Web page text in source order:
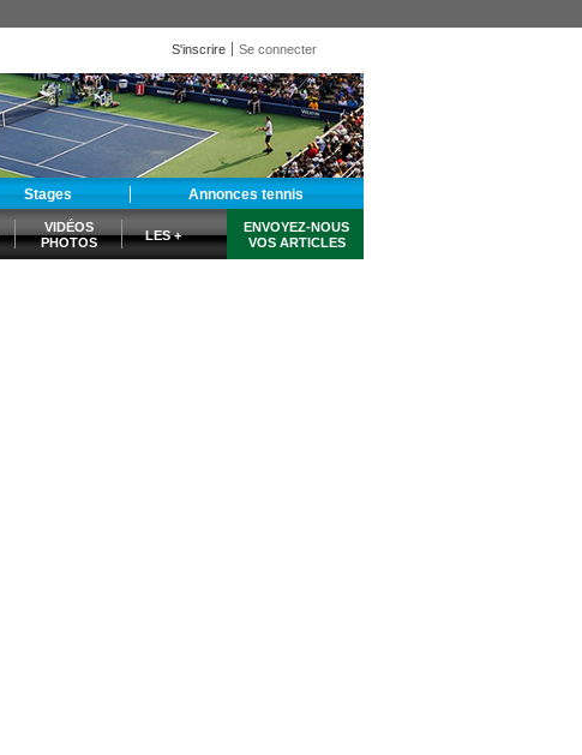
S'inscrire Se connecter
Stages Annonces tennis
VIDÉOS
PHOTOS
LES +
ENVOYEZ-NOUS
VOS ARTICLES